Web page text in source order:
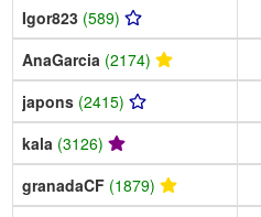
Igor823 (589)
AnaGarcia (2174)
japons (2415)
kala (3126)
granadaCF (1879)